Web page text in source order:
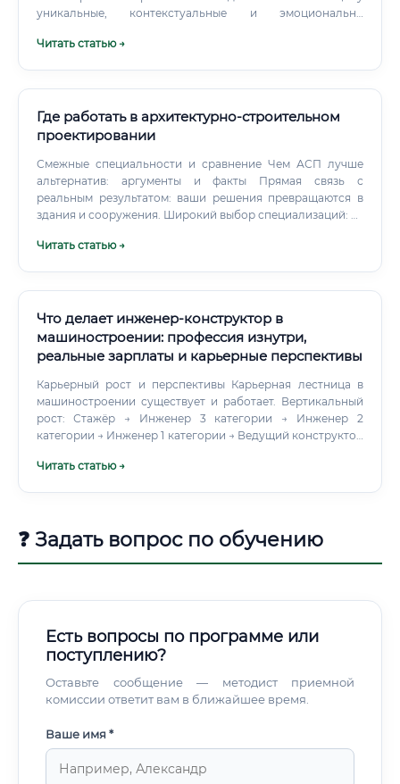
уникальные, контекстуальные и эмоционально
Читать статью →
Где работать в архитектурно-строительном
проектировании
Смежные специальности и сравнение Чем АСП лучше
альтернатив: аргументы и факты Прямая связь с
реальным результатом: ваши решения превращаются в
здания и сооружения. Широкий выбор специализаций: от
дата-центров. Комбинация творчества и инженерии:
Читать статью →
Что делает инженер-конструктор в
машиностроении: профессия изнутри,
реальные зарплаты и карьерные перспективы
Карьерный рост и перспективы Карьерная лестница в
машиностроении существует и работает. Вертикальный
рост: Стажёр → Инженер 3 категории → Инженер 2
категории → Инженер 1 категории → Ведущий конструктор
Этот путь занимает 10–15 лет при активной работе.
Читать статью →
❓ Задать вопрос по обучению
Есть вопросы по программе или
поступлению?
Оставьте сообщение — методист приемной
комиссии ответит вам в ближайшее время.
Ваше имя *